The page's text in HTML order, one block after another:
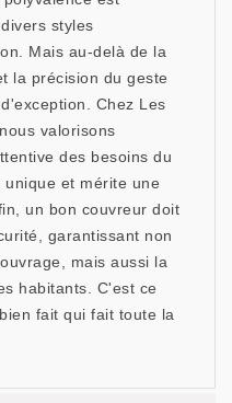
styles
Mais au-delà de la
la précision du geste
Chez Les
valorisons
des besoins du
et mérite une
un bon couvreur doit
garantissant non
mais aussi la
habitants. C'est ce
fait qui fait toute la